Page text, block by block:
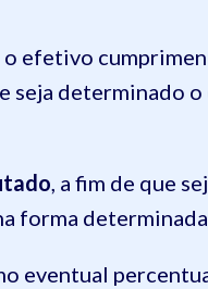
efetivo
seja determinado o
, a fim de que
forma
eventual